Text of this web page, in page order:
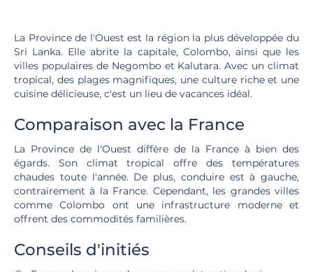
La Province de l'Ouest est la région la plus développée du
Sri Lanka. Elle abrite la capitale, Colombo, ainsi que les
villes populaires de Negombo et Kalutara. Avec un climat
tropical, des plages magnifiques, une culture riche et une
cuisine délicieuse, c'est un lieu de vacances idéal.
Comparaison avec la France
La Province de l'Ouest diffère de la France à bien des
égards. Son climat tropical offre des températures
chaudes toute l'année. De plus, conduire est à gauche,
contrairement à la France. Cependant, les grandes villes
comme Colombo ont une infrastructure moderne et
offrent des commodités familières.
Conseils d'initiés